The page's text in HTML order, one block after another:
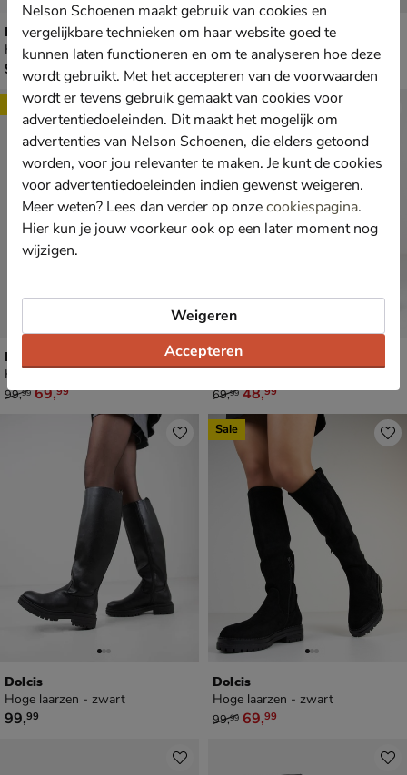
Dolcis
Hoge laarzen - zwart
€ 99,99
99,
Dolcis
Pumps - zwart
van € 69,99 voor € 48,99
69, 48,
Dolcis
Hoge laarzen - zwart
van € 99,99 voor € 69,99
99,99 69,99
Sale
Dolcis
Rits- & gesloten boots - zwart
van € 69,99 voor € 48,99
69,99 48,99
Sale
Dolcis
Hoge laarzen - zwart
€ 99,99
99,99
Dolcis
Hoge laarzen - zwart
van € 99,99 voor € 69,99
99,99 69,99
Sale
Nelson Schoenen maakt gebruik van cookies en
vergelijkbare technieken om haar website goed te
kunnen laten functioneren en om te analyseren hoe deze
wordt gebruikt. Met het accepteren van de voorwaarden
wordt er tevens gebruik gemaakt van cookies voor
advertentiedoeleinden. Dit maakt het mogelijk om
advertenties van Nelson Schoenen, die elders getoond
worden, voor jou relevanter te maken. Je kunt de cookies
voor advertentiedoeleinden indien gewenst weigeren.
Meer weten? Lees dan verder op onzecookiespagina.
Hier kun je jouw voorkeur ook op een later moment nog
wijzigen.
Accepteren
Weigeren